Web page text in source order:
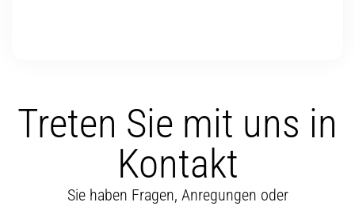
Treten Sie mit uns in
Kontakt
Sie haben Fragen, Anregungen oder